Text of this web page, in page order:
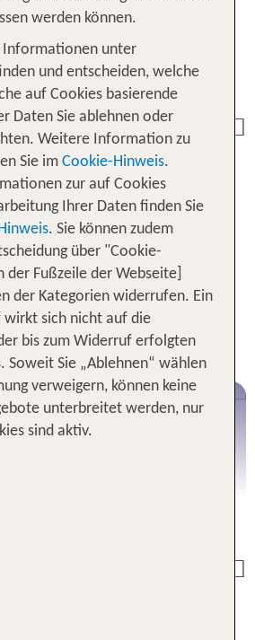
Mallorca
TUI KIDS CLUB Cala
Mandia
81 % Weiterempfehlung
7 Nächte, AI, Su
1098 €
p.P. ab 708 €
werden können.
Informationen unter
und entscheiden, welche
auf Cookies basierende
Daten Sie ablehnen oder
Weitere Information zu
Sie im Cookie-Hinweis.
zur auf Cookies
Ihrer Daten finden Sie
. Sie können zudem
über "Cookie-
der Fußzeile der Webseite]
der Kategorien widerrufen. Ein
sich nicht auf die
bis zum Widerruf erfolgten
Soweit Sie „Ablehnen“ wählen
verweigern, können keine
unterbreitet werden, nur
sind aktiv.